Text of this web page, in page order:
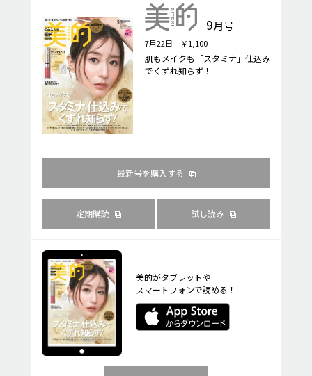
9月号
7月22日 ￥1,100
肌もメイクも「スタミナ」仕込み
でくずれ知らず！
最新号を購入する
定期購読 試し読み
美的がタブレットや
スマートフォンで読める！